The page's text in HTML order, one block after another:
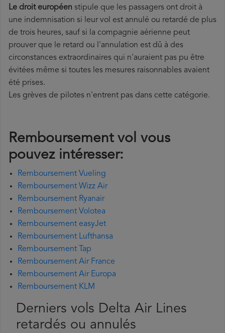
Le droit européen stipule que les passagers ont droit à
une indemnisation si leur vol est annulé ou retardé de plus
de trois heures, sauf si la compagnie aérienne peut
prouver que le retard ou l'annulation est dû à des
circonstances extraordinaires qui n'auraient pas pu être
évitées même si toutes les mesures raisonnables avaient
été prises.
Les grèves de pilotes n'entrent pas dans cette catégorie.
Remboursement vol vous
pouvez intéresser:
Remboursement Vueling
Remboursement Wizz Air
Remboursement Ryanair
Remboursement Volotea
Remboursement easyJet
Remboursement Lufthansa
Remboursement Tap
Remboursement Air France
Remboursement Air Europa
Remboursement KLM
Derniers vols Delta Air Lines
retardés ou annulés